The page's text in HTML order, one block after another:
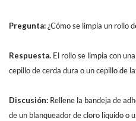
Pregunta:¿Cómo se limpia un rollo
Respuesta. El rollo se limpia con
cepillo de cerda dura o un cepillo de
Discusión: Rellene la bandeja de
de un blanqueador de cloro líquido o